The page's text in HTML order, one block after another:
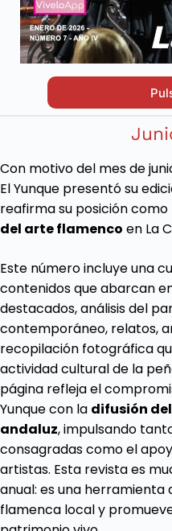
Con motivo del mes de
El Yunque presentó su
reafirma su posición
del arte flamenco en La
Este número incluye una
contenidos que abarcan
destacados, análisis del
contemporáneo, relatos,
recopilación fotográfica
actividad cultural de la
página refleja el
Yunque con la difusión
andaluz, impulsando
consagradas como el
artistas. Esta revista es
anual: es una
flamenca local y